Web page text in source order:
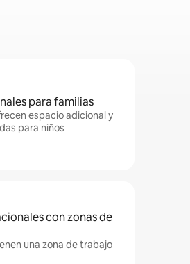
para familias
espacio adicional y
para niños
con zonas de
una zona de trabajo